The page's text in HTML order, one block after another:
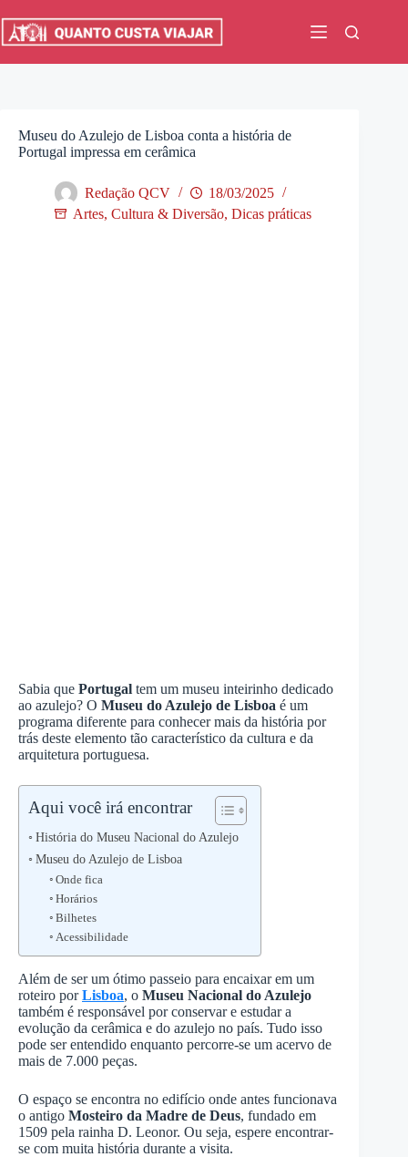
para
Museu do Azulejo de Lisboa conta a história de
Portugal impressa em cerâmica
Redação QCV
18/03/2025
Artes, Cultura & Diversão, Dicas práticas
Sabia que Portugal tem um museu inteirinho dedicado
ao azulejo? O Museu do Azulejo de Lisboa é um
programa diferente para conhecer mais da história por
trás deste elemento tão característico da cultura e da
arquitetura portuguesa.
Aqui você irá encontrar
História do Museu Nacional do Azulejo
Museu do Azulejo de Lisboa
Onde fica
Horários
Bilhetes
Acessibilidade
Além de ser um ótimo passeio para encaixar em um
roteiro porLisboa, o Museu Nacional do Azulejo
também é responsável por conservar e estudar a
evolução da cerâmica e do azulejo no país. Tudo isso
pode ser entendido enquanto percorre-se um acervo de
mais de 7.000 peças.
O espaço se encontra no edifício onde antes funcionava
o antigo Mosteiro da Madre de Deus, fundado em
1509 pela rainha D. Leonor. Ou seja, espere encontrar-
se com muita história durante a visita.